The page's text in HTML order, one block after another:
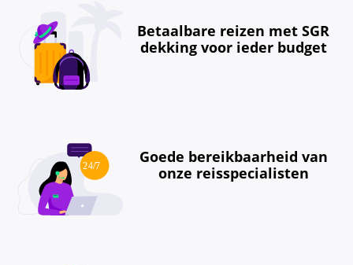
Betaalbare reizen met SGR
dekking voor ieder budget
Goede bereikbaarheid van
onze reisspecialisten